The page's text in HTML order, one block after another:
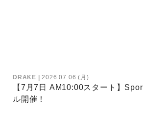
DRAKE 2026.07.06 (月)
【7月7日 AM10:00スタート】
ル開催！